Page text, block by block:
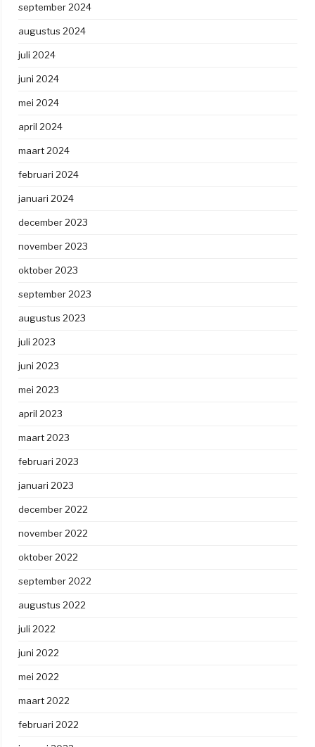
september 2024
augustus 2024
juli 2024
juni 2024
mei 2024
april 2024
maart 2024
februari 2024
januari 2024
december 2023
november 2023
oktober 2023
september 2023
augustus 2023
juli 2023
juni 2023
mei 2023
april 2023
maart 2023
februari 2023
januari 2023
december 2022
november 2022
oktober 2022
september 2022
augustus 2022
juli 2022
juni 2022
mei 2022
maart 2022
februari 2022